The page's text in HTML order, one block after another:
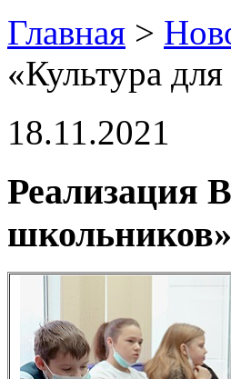
Главная >
«Культура
18.11.2021
Реализация
школьников»